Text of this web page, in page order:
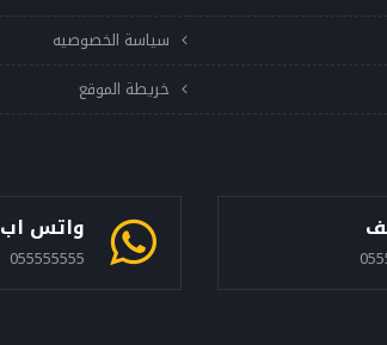
سياسة الخصوصيه
خريطة الموقع
واتس اب
055555555